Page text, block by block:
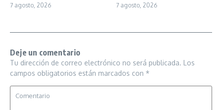
7 agosto, 2026 7 agosto, 2026
Deje un comentario
Tu dirección de correo electrónico no será publicada. Los
campos obligatorios están marcados con *